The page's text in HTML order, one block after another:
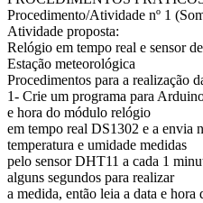
Procedimento/Atividade nº 1
Atividade proposta:
Relógio em tempo real e sensor
Estação meteorológica
Procedimentos para a realização
1- Crie um programa para
e hora do módulo relógio
em tempo real DS1302 e a envia
temperatura e umidade medidas
pelo sensor DHT11 a cada 1
alguns segundos para realizar
a medida, então leia a data e hora